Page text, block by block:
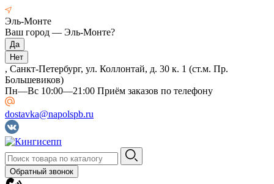
Эль-Монте
Ваш город — Эль-Монте?
, Санкт-Петербург, ул. Коллонтай, д. 30 к. 1 (ст.м. Пр.
Большевиков)
Пн—Вс 10:00—21:00 Приём заказов по телефону
dostavka@napolspb.ru
Обратный звонок